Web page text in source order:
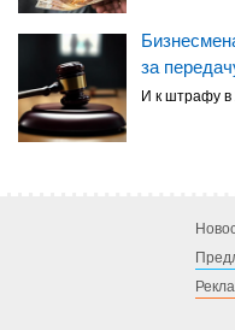
за
И к штрафу в